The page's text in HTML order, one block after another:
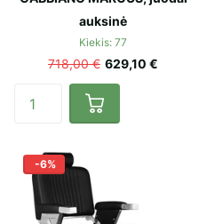
auksinė
Kiekis: 77
718,00 € 629,10 €
-6%